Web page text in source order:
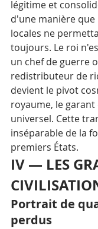
légitime et
d'une manière
locales ne
toujours. Le roi
un chef de guerre
redistributeur de
devient le pivot
royaume, le
universel. Cette
inséparable de la
premiers États.
IV — LES
Portrait de
perdus